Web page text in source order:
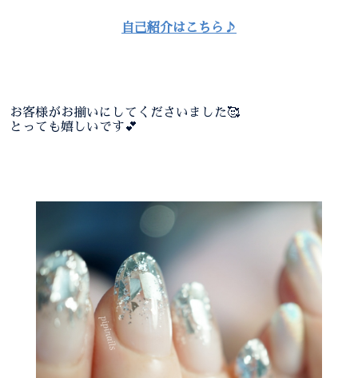
自己紹介はこちら♪
お客様がお揃いにしてくださいました🥰
とっても嬉しいです💕